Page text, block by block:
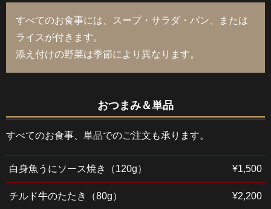
すべてのお食事には、スープ・サラダ・パン、または
ライスが付きます。
添え付けの野菜は季節により異なります。
おつまみ＆単品
すべてのお食事、単品でのご注文も承ります。
白身魚うにソース焼き（120g） ¥1,500
チルド牛のたたき（80g） ¥2,200